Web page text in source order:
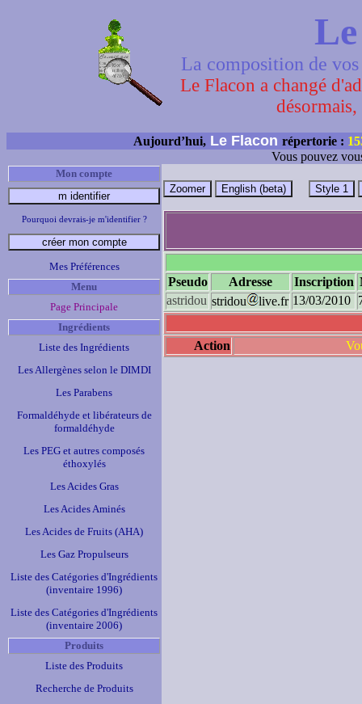
La composition de
Le Flacon a changé
Aujourd’hui, Le Flacon répertorie :
Vous pouvez
Mon compte
Pourquoi devrais-je m'identifier ?
Mes Préférences
Menu
Page Principale
Ingrédients
Liste des Ingrédients
Les Allergènes selon le DIMDI
Les Parabens
Formaldéhyde et libérateurs de
formaldéhyde
Les PEG et autres composés
éthoxylés
Les Acides Gras
Les Acides Aminés
Les Acides de Fruits (AHA)
Les Gaz Propulseurs
Liste des Catégories d'Ingrédients
(inventaire 1996)
Liste des Catégories d'Ingrédients
(inventaire 2006)
Produits
Liste des Produits
Recherche de Produits
Pseudo Adresse Inscription
astridou stridou live.fr 13/03/2010
Action